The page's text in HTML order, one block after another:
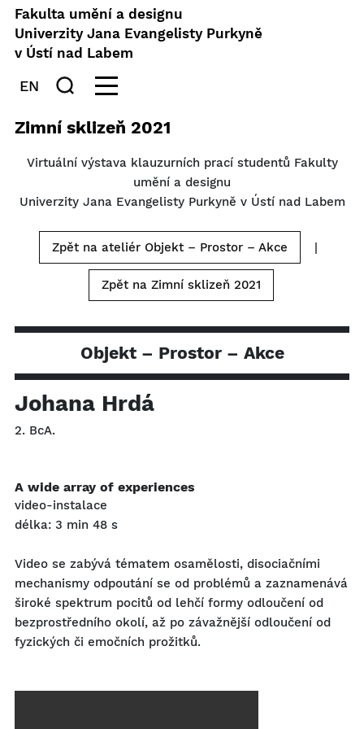
Fakulta umění a designu
Univerzity Jana Evangelisty Purkyně
v Ústí nad Labem
EN
Zimní sklizeň 2021
Virtuální výstava klauzurních prací studentů Fakulty
umění a designu
Univerzity Jana Evangelisty Purkyně v Ústí nad Labem
Zpět na ateliér Objekt – Prostor – Akce |
Zpět na Zimní sklizeň 2021
Objekt – Prostor – Akce
Johana Hrdá
2. BcA.
A wide array of experiences
video-instalace
délka: 3 min 48 s
Video se zabývá tématem osamělosti, disociačními
mechanismy odpoutání se od problémů a zaznamenává
široké spektrum pocitů od lehčí formy odloučení od
bezprostředního okolí, až po závažnější odloučení od
fyzických či emočních prožitků.